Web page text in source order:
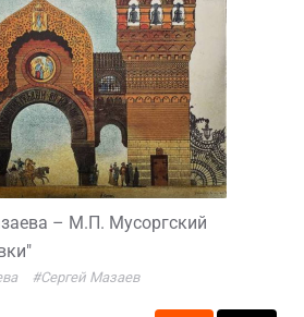
– М.П. Мусоргский
#Сергей Мазаев